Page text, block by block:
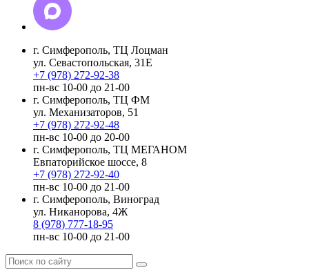
г. Симферополь, ТЦ Лоцман
ул. Севастопольская, 31Е
+7 (978) 272-92-38
пн-вс 10-00 до 21-00
г. Симферополь, ТЦ ФМ
ул. Механизаторов, 51
+7 (978) 272-92-48
пн-вс 10-00 до 20-00
г. Симферополь, ТЦ МЕГАНОМ
Евпаторийское шоссе, 8
+7 (978) 272-92-40
пн-вс 10-00 до 21-00
г. Симферополь, Виноград
ул. Никанорова, 4Ж
8 (978) 777-18-95
пн-вс 10-00 до 21-00